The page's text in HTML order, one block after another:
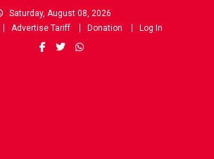
Saturday, August 08, 2026
Advertise Tariff Donation Log In